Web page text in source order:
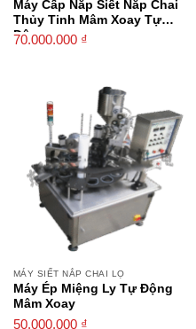
Máy Cấp Nắp Siết Nắp Chai
Thủy Tinh Mâm Xoay Tự
Động
70.000.000 ₫
MÁY SIẾT NẮP CHAI LỌ
Máy Ép Miệng Ly Tự Động
Mâm Xoay
50.000.000 ₫